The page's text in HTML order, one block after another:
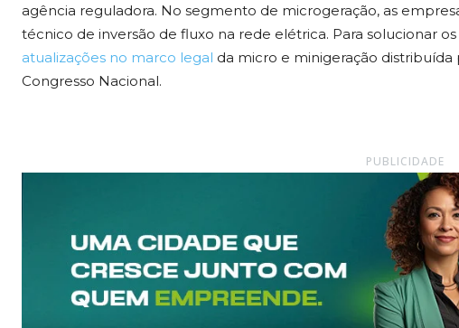
agência reguladora. No segmento de microgeração, as
técnico de inversão de fluxo na rede elétrica. Para solucionar
atualizações no marco legal da micro e minigeração
Congresso Nacional.
PUBLICIDADE